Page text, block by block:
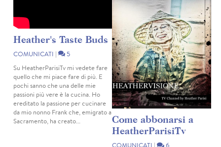
Heather's Taste Buds
COMUNICATI |
5
Su HeatherParisiTv mi vedete fare
quello che mi piace fare di più. E
pochi sanno che una delle mie
passioni più vere è la cucina. Ho
ereditato la passione per cucinare
da mio nonno Frank che, emigrato a
Sacramento, ha creato...
Come abbonarsi a
HeatherParisiTv